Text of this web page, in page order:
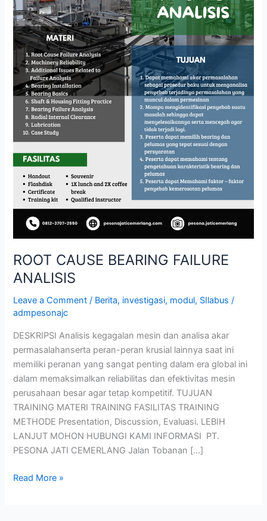
ROOT CAUSE BEARING FAILURE
ANALISIS
Leave a Comment / Berita, investigasi, modul, SIlabus /
admpesonajc
DESKRIPSI Analisis kegagalan mesin dan analisa akar
permasalahanserta peran-peran krusial lainnya saat ini
memiliki peranan yang sangat penting dalam era global ini
dalam memaksimalkan reliabilitas dan efektivitas mesin
perusahaan besar agar tetap kompetitif. TUJUAN
TRAINING MATERI TRAINING FASILITAS TRAINING
METHODE Presentation, Discussion, Evaluasi. LEBIH
LANJUT MOHON HUBUNGI KAMI INFORMASI PT.
PESONA JATI CEMERLANG Jalan Tobanan […]
Read More »